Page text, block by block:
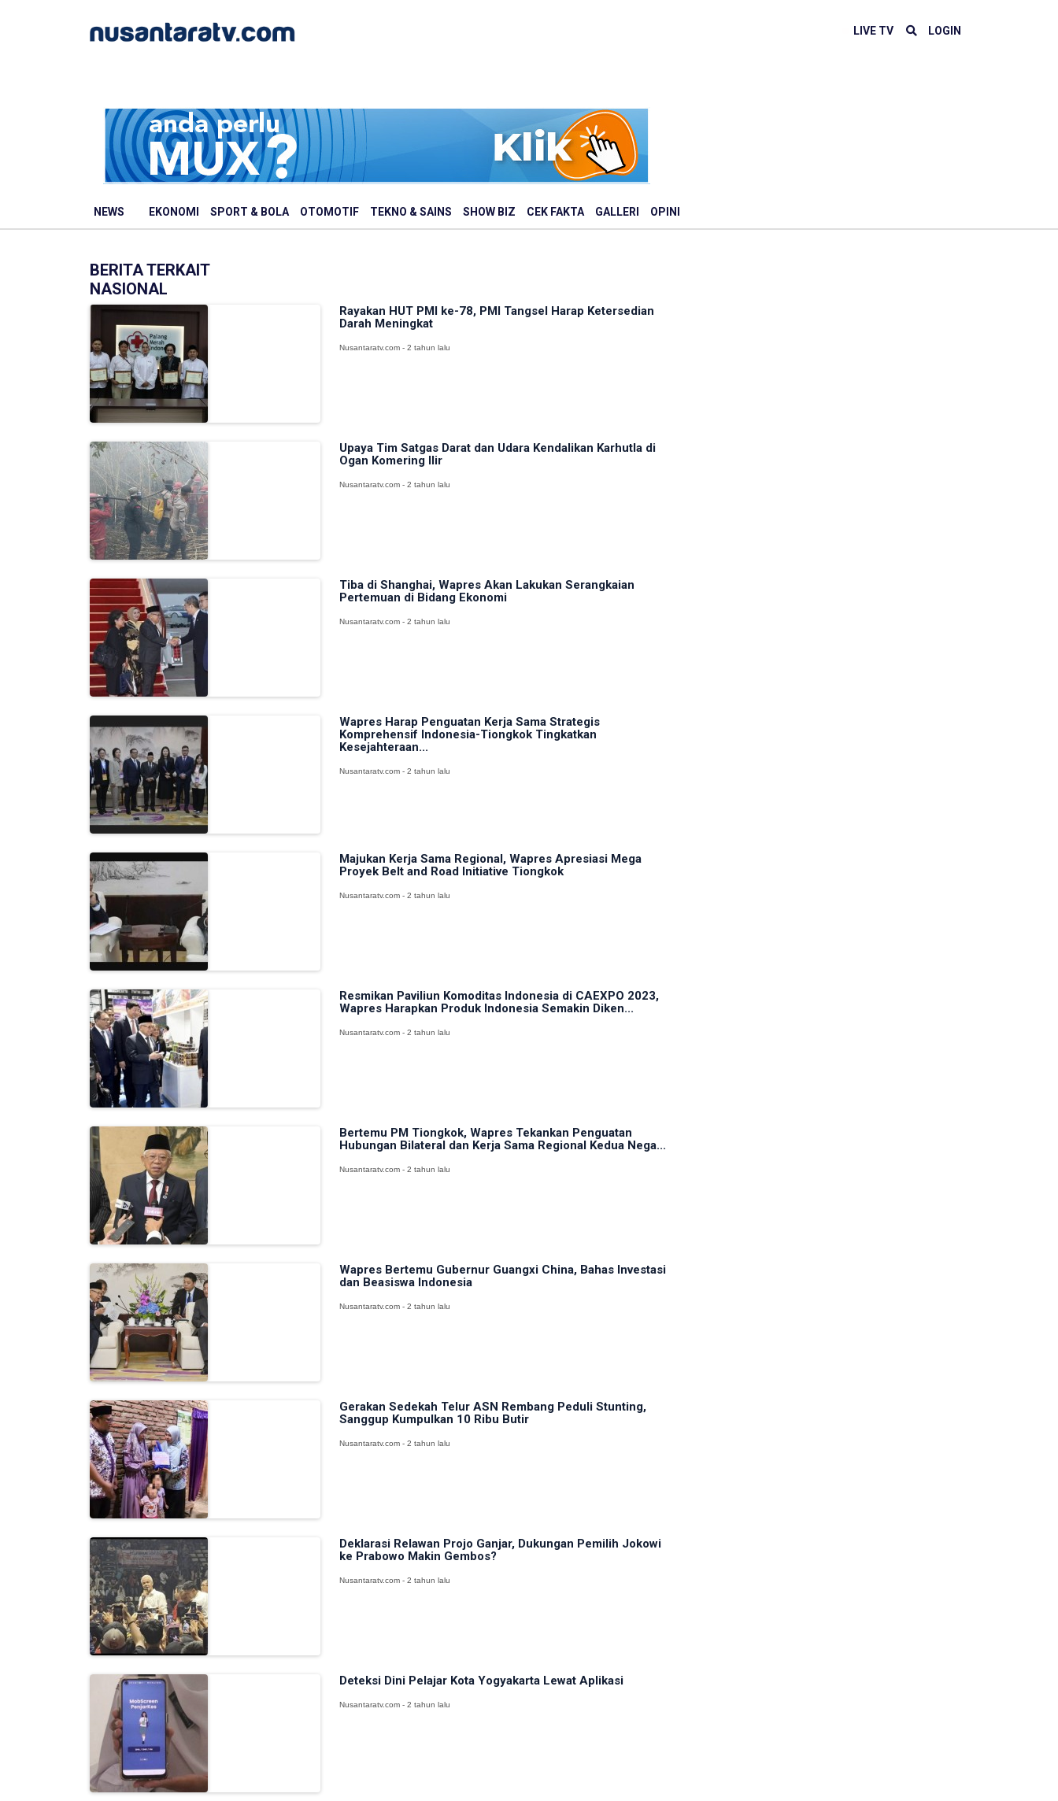
LIVE TV LOGIN
NEWS EKONOMI SPORT & BOLA OTOMOTIF TEKNO & SAINS SHOW BIZ CEK FAKTA GALLERI OPINI
BERITA TERKAIT
NASIONAL
Rayakan HUT PMI ke-78, PMI Tangsel Harap Ketersedian
Darah Meningkat
Nusantaratv.com - 2 tahun lalu
Upaya Tim Satgas Darat dan Udara Kendalikan Karhutla di
Ogan Komering Ilir
Nusantaratv.com - 2 tahun lalu
Tiba di Shanghai, Wapres Akan Lakukan Serangkaian
Pertemuan di Bidang Ekonomi
Nusantaratv.com - 2 tahun lalu
Wapres Harap Penguatan Kerja Sama Strategis
Komprehensif Indonesia-Tiongkok Tingkatkan
Kesejahteraan...
Nusantaratv.com - 2 tahun lalu
Majukan Kerja Sama Regional, Wapres Apresiasi Mega
Proyek Belt and Road Initiative Tiongkok
Nusantaratv.com - 2 tahun lalu
Resmikan Paviliun Komoditas Indonesia di CAEXPO 2023,
Wapres Harapkan Produk Indonesia Semakin Diken...
Nusantaratv.com - 2 tahun lalu
Bertemu PM Tiongkok, Wapres Tekankan Penguatan
Hubungan Bilateral dan Kerja Sama Regional Kedua Nega...
Nusantaratv.com - 2 tahun lalu
Wapres Bertemu Gubernur Guangxi China, Bahas Investasi
dan Beasiswa Indonesia
Nusantaratv.com - 2 tahun lalu
Gerakan Sedekah Telur ASN Rembang Peduli Stunting,
Sanggup Kumpulkan 10 Ribu Butir
Nusantaratv.com - 2 tahun lalu
Deklarasi Relawan Projo Ganjar, Dukungan Pemilih Jokowi
ke Prabowo Makin Gembos?
Nusantaratv.com - 2 tahun lalu
Deteksi Dini Pelajar Kota Yogyakarta Lewat Aplikasi
Nusantaratv.com - 2 tahun lalu